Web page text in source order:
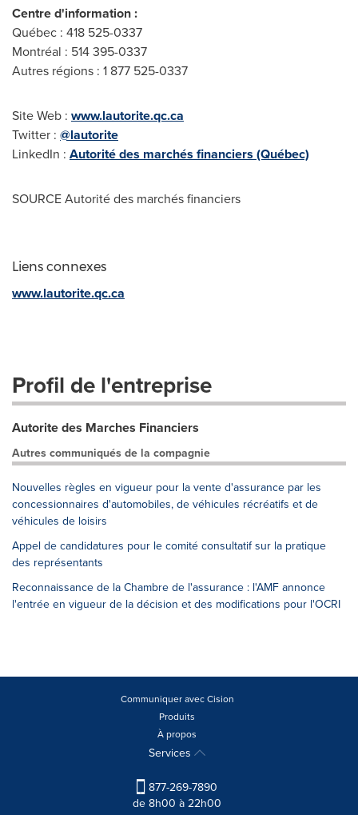
Centre d'information :
Québec : 418 525-0337
Montréal : 514 395-0337
Autres régions : 1 877 525-0337
Site Web : www.lautorite.qc.ca
Twitter : @lautorite
LinkedIn : Autorité des marchés financiers (Québec)
SOURCE Autorité des marchés financiers
Liens connexes
www.lautorite.qc.ca
Profil de l'entreprise
Autorite des Marches Financiers
Autres communiqués de la compagnie
Nouvelles règles en vigueur pour la vente d'assurance par les
concessionnaires d'automobiles, de véhicules récréatifs et de
véhicules de loisirs
Appel de candidatures pour le comité consultatif sur la pratique
des représentants
Reconnaissance de la Chambre de l'assurance : l'AMF annonce
l'entrée en vigueur de la décision et des modifications pour l'OCRI
Communiquer avec Cision
Produits
À propos
Services
877-269-7890
de 8h00 à 22h00